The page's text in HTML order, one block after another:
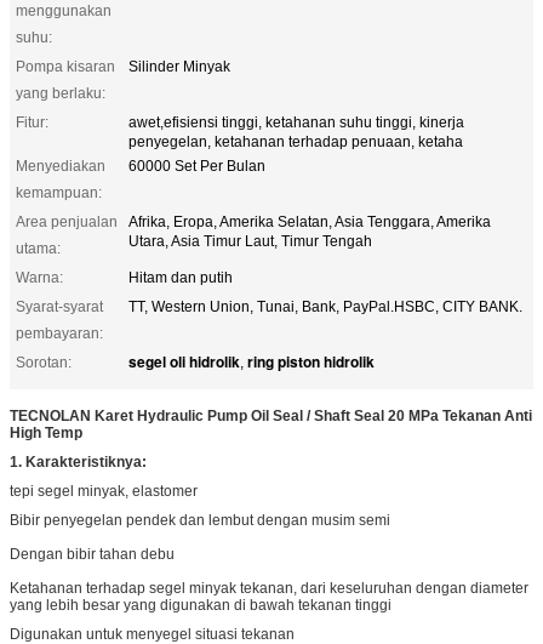
menggunakan
suhu:
Pompa kisaran
yang berlaku:
Silinder Minyak
Fitur:
awet,efisiensi tinggi, ketahanan suhu tinggi, kinerja
penyegelan, ketahanan terhadap penuaan, ketaha
Menyediakan
kemampuan:
60000 Set Per Bulan
Area penjualan
utama:
Afrika, Eropa, Amerika Selatan, Asia Tenggara, Amerika
Utara, Asia Timur Laut, Timur Tengah
Warna:
Hitam dan putih
Syarat-syarat
pembayaran:
TT, Western Union, Tunai, Bank, PayPal.HSBC, CITY BANK.
Sorotan: segel oli hidrolik, ring piston hidrolik
TECNOLAN Karet Hydraulic Pump Oil Seal / Shaft Seal 20 MPa Tekanan Anti
High Temp
1. Karakteristiknya:
tepi segel minyak, elastomer
Bibir penyegelan pendek dan lembut dengan musim semi
Dengan bibir tahan debu
Ketahanan terhadap segel minyak tekanan, dari keseluruhan dengan diameter
yang lebih besar yang digunakan di bawah tekanan tinggi
Digunakan untuk menyegel situasi tekanan